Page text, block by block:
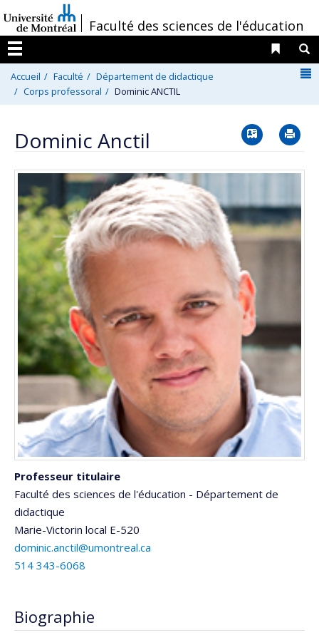
au
contenu
/Faculté des sciences de l'éducation
Menu
Liens
Accueil Faculté
Département de didactique
Corps professoral
Dominic ANCTIL
Dominic Anctil Vcard
Professeur titulaire
Faculté des sciences de l'éducation - Département de
didactique
Marie-Victorin local E-520
dominic.anctil@umontreal.ca
514 343-6068
Biographie